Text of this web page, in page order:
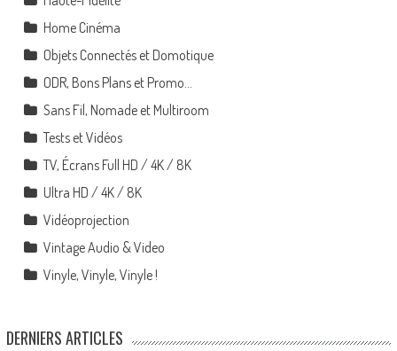
Home Cinéma
Objets Connectés et Domotique
ODR, Bons Plans et Promo…
Sans Fil, Nomade et Multiroom
Tests et Vidéos
TV, Écrans Full HD / 4K / 8K
Ultra HD / 4K / 8K
Vidéoprojection
Vintage Audio & Video
Vinyle, Vinyle, Vinyle !
DERNIERS ARTICLES